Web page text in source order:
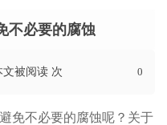
不必要的腐蚀
文被阅读 0
次
免不必要的腐蚀呢？关于